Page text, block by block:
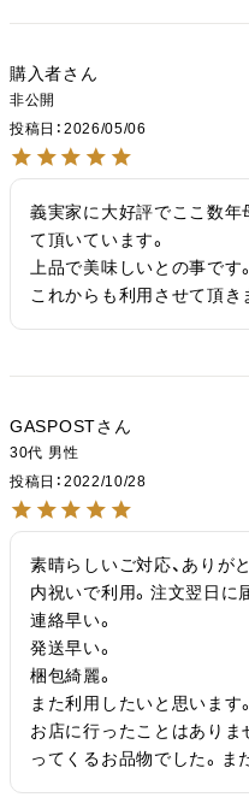
購入者
非公開
投稿日
2026/05/06
義実家に大好評でここ数
て頂いています。
上品で美味しいとの事です。
これからも利用させて頂き
GASPOST
30代 男性
投稿日
2022/10/28
素晴らしいご対応、ありが
内祝いで利用。注文翌日に
連絡早い。
発送早い。
梱包綺麗。
また利用したいと思います。
お店に行ったことはありま
ってくるお品物でした。ま